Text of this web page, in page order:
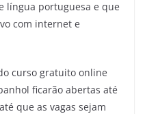
língua portuguesa e que
com internet e
curso gratuito online
ficarão abertas até
que as vagas sejam